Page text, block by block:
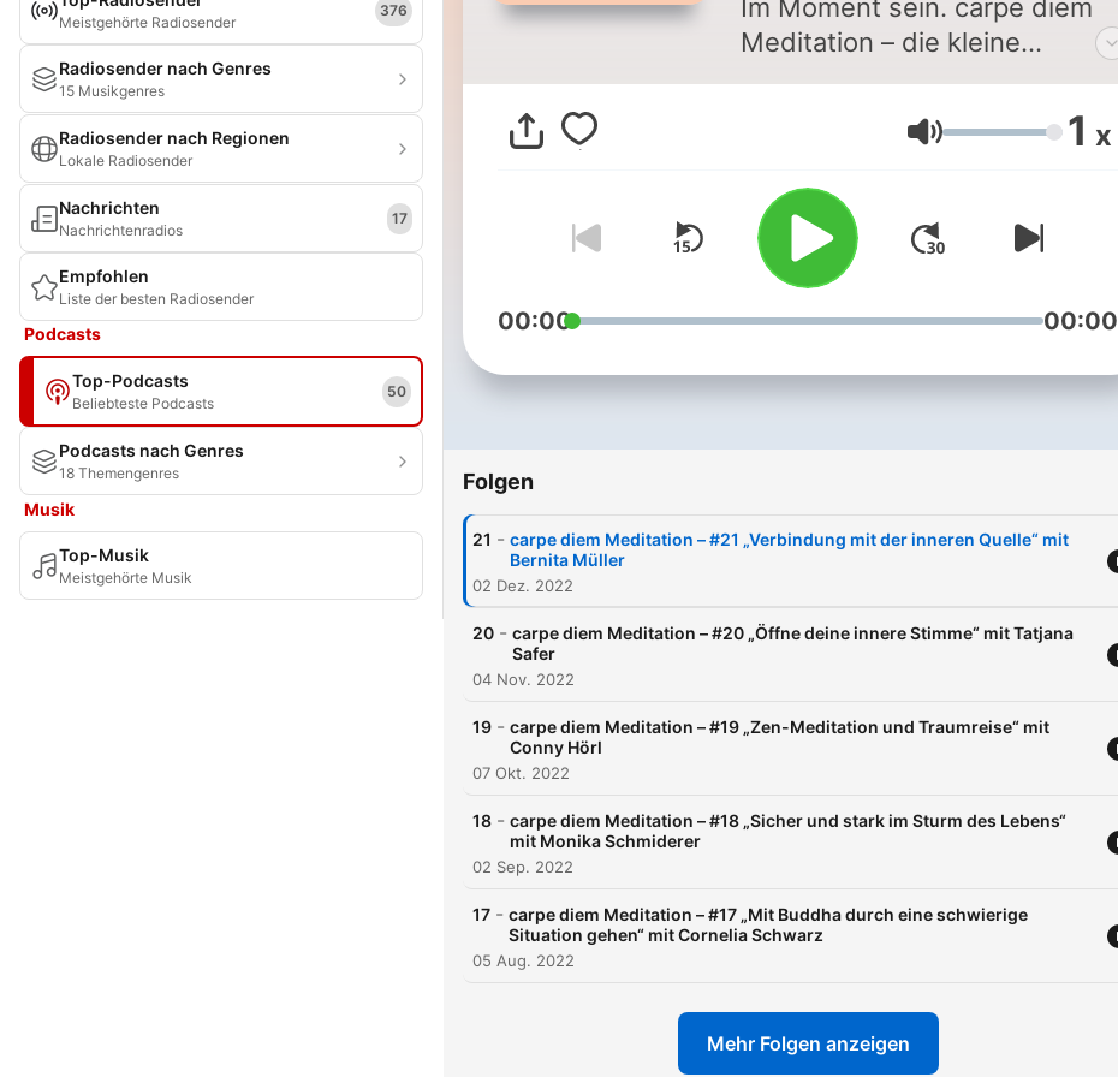
Meistgehörte Radiosender
376
Radiosender nach Genres
15 Musikgenres
Radiosender nach Regionen
Lokale Radiosender
Nachrichten
Nachrichtenradios
17
Empfohlen
Liste der besten Radiosender
Podcasts
Top-Podcasts
Beliebteste Podcasts
50
Podcasts nach Genres
18 Themengenres
Musik
Top-Musik
Meistgehörte Musik
Im Moment sein. carpe diem
Meditation – die kleine
Schwester des carpe diem
Podcasts – begibt sich mit dir
gemeinsam auf eine
Meditationsreise zu innerer
Balance und Zufriedenheit.
Jeden ersten Freitag im Monat
erscheint eine neue Episode
mit einem anderen
speziellen Thema. Namaste!
Lautstärke 1 x
00:00 00:00
Folgen
21 - carpe diem Meditation – #21 „Verbindung mit der inneren Quelle“ mit
Bernita Müller
02 Dez. 2022
20 - carpe diem Meditation – #20 „Öffne deine innere Stimme“ mit Tatjana
Safer
04 Nov. 2022
19 - carpe diem Meditation – #19 „Zen-Meditation und Traumreise“ mit
Conny Hörl
07 Okt. 2022
18 - carpe diem Meditation – #18 „Sicher und stark im Sturm des Lebens“
mit Monika Schmiderer
02 Sep. 2022
17 - carpe diem Meditation – #17 „Mit Buddha durch eine schwierige
Situation gehen“ mit Cornelia Schwarz
05 Aug. 2022
Mehr Folgen anzeigen